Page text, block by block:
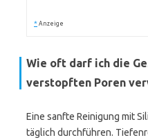
* Anzeige
Wie oft darf ich die
verstopften Poren
Eine sanfte Reinigung mit
täglich durchführen.